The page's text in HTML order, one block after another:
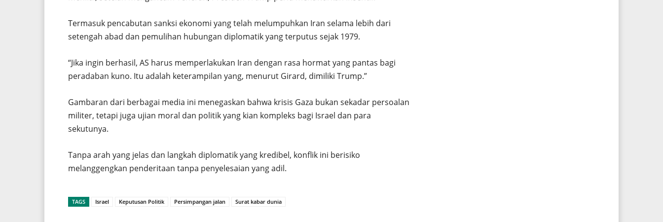
Termasuk pencabutan sanksi ekonomi yang telah melumpuhkan Iran selama lebih dari
setengah abad dan pemulihan hubungan diplomatik yang terputus sejak 1979.
“Jika ingin berhasil, AS harus memperlakukan Iran dengan rasa hormat yang pantas bagi
peradaban kuno. Itu adalah keterampilan yang, menurut Girard, dimiliki Trump.”
Gambaran dari berbagai media ini menegaskan bahwa krisis Gaza bukan sekadar persoalan
militer, tetapi juga ujian moral dan politik yang kian kompleks bagi Israel dan para
sekutunya.
Tanpa arah yang jelas dan langkah diplomatik yang kredibel, konflik ini berisiko
melanggengkan penderitaan tanpa penyelesaian yang adil.
TAGS Israel Keputusan Politik Persimpangan jalan Surat kabar dunia